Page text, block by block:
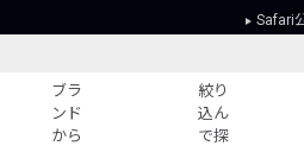
Safari
ブラ
ンド
から
絞り
込ん
で探